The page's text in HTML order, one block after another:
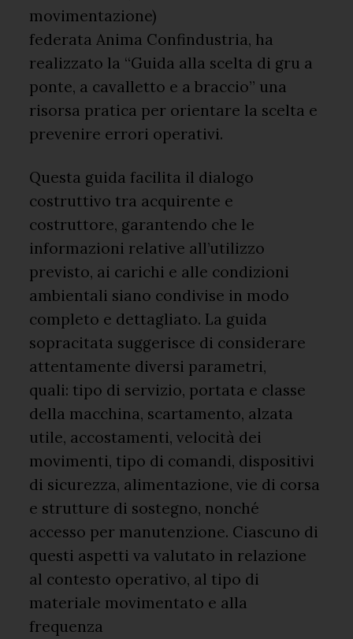
movimentazione)
federata Anima Confindustria, ha
realizzato la “Guida alla scelta di gru a
ponte, a cavalletto e a braccio” una
risorsa pratica per orientare la scelta e
prevenire errori operativi.
Questa guida facilita il dialogo
costruttivo tra acquirente e
costruttore, garantendo che le
informazioni relative all’utilizzo
previsto, ai carichi e alle condizioni
ambientali siano condivise in modo
completo e dettagliato. La guida
sopracitata suggerisce di considerare
attentamente diversi parametri,
quali: tipo di servizio, portata e classe
della macchina, scartamento, alzata
utile, accostamenti, velocità dei
movimenti, tipo di comandi, dispositivi
di sicurezza, alimentazione, vie di corsa
e strutture di sostegno, nonché
accesso per manutenzione. Ciascuno di
questi aspetti va valutato in relazione
al contesto operativo, al tipo di
materiale movimentato e alla
frequenza